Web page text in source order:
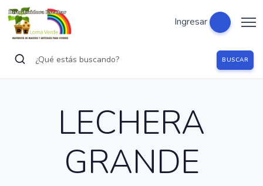
Ingresar
BUSCAR
LECHERA
GRANDE